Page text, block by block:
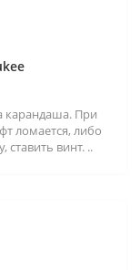
карандаша. При
ломается, либо
ставить винт. ..